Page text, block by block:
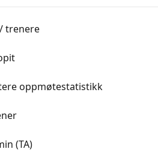
trenere
oppmøtestatistikk
(TA)